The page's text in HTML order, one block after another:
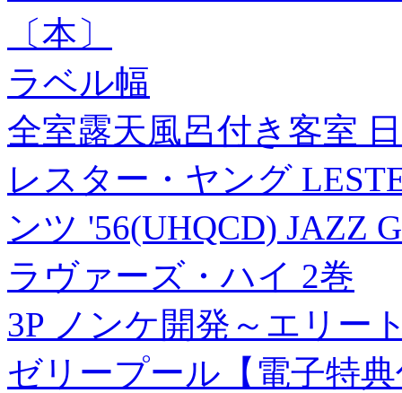
〔本〕
ラベル幅
全室露天風呂付き客室
レスター・ヤング
ンツ '56(UHQCD) JAZZ
ラヴァーズ・ハイ 2巻
3P ノンケ開発～エリー
ゼリープール【電子特